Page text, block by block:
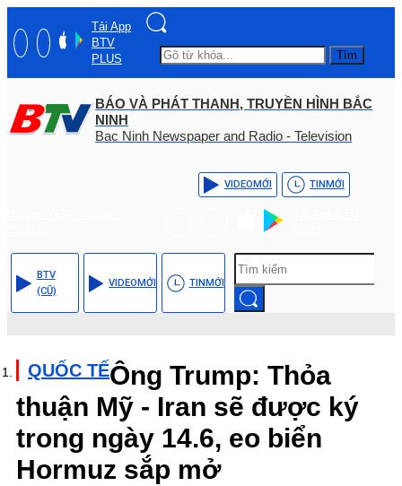
Tải App
BTV
PLUS
Tìm
BÁO VÀ PHÁT THANH, TRUYỀN HÌNH BẮC
NINH
Bac Ninh Newspaper and Radio - Television
VIDEOMỚI TINMỚI
BTV
(CŨ)
VIDEOMỚI TINMỚI
QUỐC TẾÔng Trump: Thỏa
thuận Mỹ - Iran sẽ được ký
trong ngày 14.6, eo biển
Hormuz sắp mở